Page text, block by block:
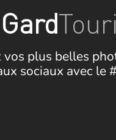
Gard
vos plus belles
sociaux avec le